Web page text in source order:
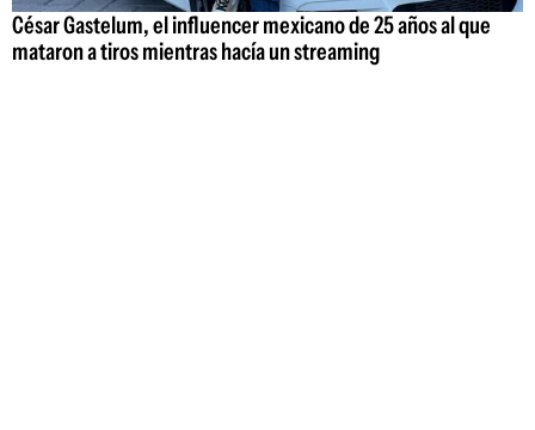
César Gastelum, el influencer mexicano de 25 años al que
mataron a tiros mientras hacía un streaming